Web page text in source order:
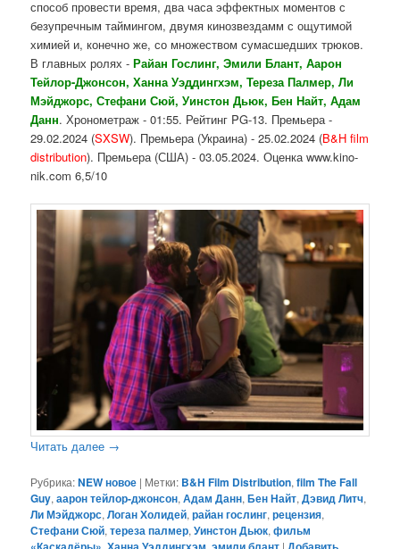
способ провести время, два часа эффектных моментов с
безупречным таймингом, двумя кинозвездамм с ощутимой
химией и, конечно же, со множеством сумасшедших трюков.
В главных ролях -Райан Гослинг, Эмили Блант, Аарон
Тейлор-Джонсон, Ханна Уэддингхэм, Тереза Палмер, Ли
Мэйджорс, Стефани Сюй, Уинстон Дьюк, Бен Найт, Адам
Данн. Хронометраж - 01:55. Рейтинг PG-13. Премьера -
29.02.2024 (SXSW). Премьера (Украина) - 25.02.2024 (B&H film
distribution). Премьера (США) - 03.05.2024. Оценка www.kino-
nik.com 6,5/10
Читать далее →
Рубрика:NEW новое | Метки: B&H Film Distribution,film The Fall
Guy,аарон тейлор-джонсон,Адам Данн,Бен Найт,Дэвид Литч,
Ли Мэйджорс,Логан Холидей,райан гослинг,рецензия,
Стефани Сюй,тереза палмер,Уинстон Дьюк,фильм